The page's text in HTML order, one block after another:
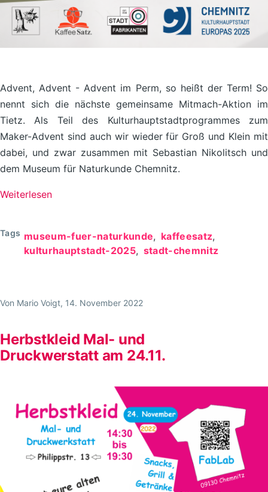
Advent, Advent - Advent im Perm, so heißt der Term! So
nennt sich die nächste gemeinsame Mitmach-Aktion im
Tietz. Als Teil des Kulturhauptstadtprogrammes zum
Maker-Advent sind auch wir wieder für Groß und Klein mit
dabei, und zwar zusammen mit Sebastian Nikolitsch und
dem Museum für Naturkunde Chemnitz.
Weiterlesen
Perm
//
Tags museum-fuer-naturkunde
kaffeesatz
kulturhauptstadt-2025
stadt-chemnitz
Von Mario Voigt, 14. November 2022
Herbstkleid Mal- und
Druckwerstatt am 24.11.